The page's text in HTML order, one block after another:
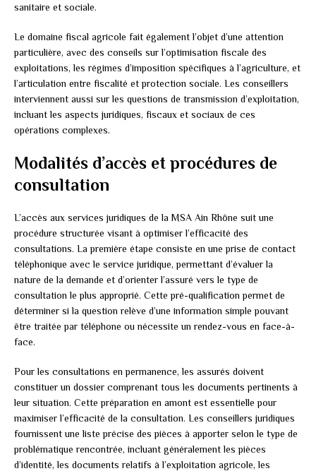
sanitaire et sociale.
Le domaine fiscal agricole fait également l’objet d’une attention
particulière, avec des conseils sur l’optimisation fiscale des
exploitations, les régimes d’imposition spécifiques à l’agriculture, et
l’articulation entre fiscalité et protection sociale. Les conseillers
interviennent aussi sur les questions de transmission d’exploitation,
incluant les aspects juridiques, fiscaux et sociaux de ces
opérations complexes.
Modalités d’accès et procédures de
consultation
L’accès aux services juridiques de la MSA Ain Rhône suit une
procédure structurée visant à optimiser l’efficacité des
consultations. La première étape consiste en une prise de contact
téléphonique avec le service juridique, permettant d’évaluer la
nature de la demande et d’orienter l’assuré vers le type de
consultation le plus approprié. Cette pré-qualification permet de
déterminer si la question relève d’une information simple pouvant
être traitée par téléphone ou nécessite un rendez-vous en face-à-
face.
Pour les consultations en permanence, les assurés doivent
constituer un dossier comprenant tous les documents pertinents à
leur situation. Cette préparation en amont est essentielle pour
maximiser l’efficacité de la consultation. Les conseillers juridiques
fournissent une liste précise des pièces à apporter selon le type de
problématique rencontrée, incluant généralement les pièces
d’identité, les documents relatifs à l’exploitation agricole, les